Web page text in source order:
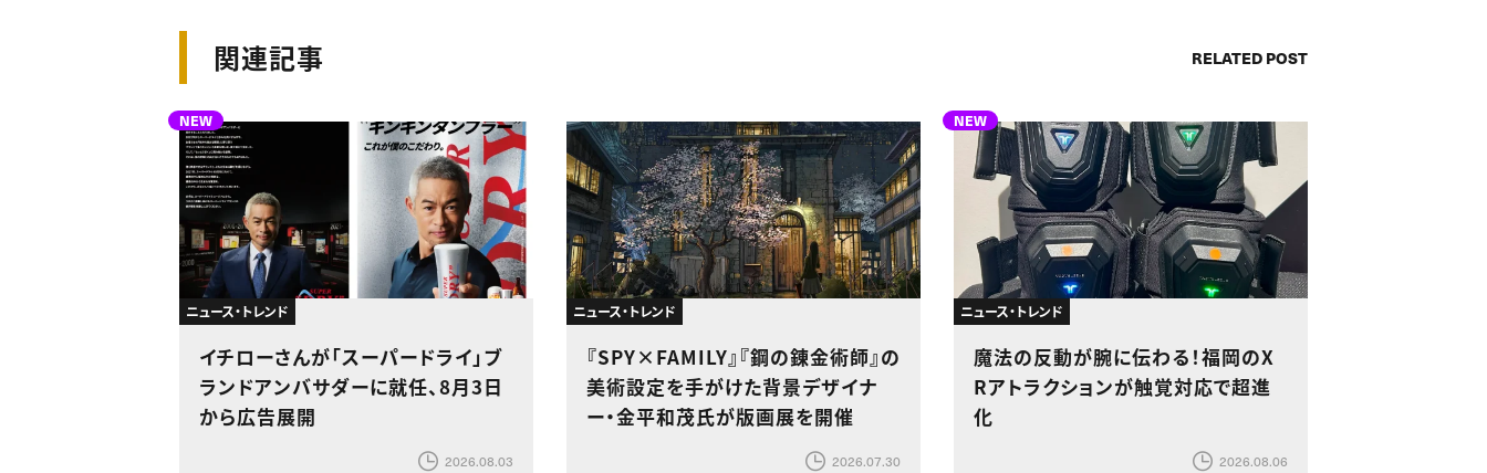
関連記事 RELATED POST
NEW
ニュース・トレンド
イチローさんが「スーパードライ」ブ
ランドアンバサダーに就任、8月3日
から広告展開
2026.08.03
ニュース・トレンド
『SPY×FAMILY』『鋼の錬金術師』の
美術設定を手がけた背景デザイナ
ー・金平和茂氏が版画展を開催
2026.07.30
NEW
ニュース・トレンド
魔法の反動が腕に伝わる！福岡のX
Rアトラクションが触覚対応で超進
化
2026.08.06